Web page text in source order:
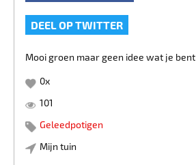
DEEL OP TWITTER
Mooi groen maar geen idee wat je bent
0x
101
Geleedpotigen
Mijn tuin